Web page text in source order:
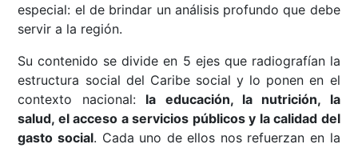
especial: el de brindar un análisis profundo que debe
servir a la región.
Su contenido se divide en 5 ejes que radiografían la
estructura social del Caribe social y lo ponen en el
contexto nacional: la educación, la nutrición, la
salud, el acceso a servicios públicos y la calidad del
gasto social. Cada uno de ellos nos refuerzan en la